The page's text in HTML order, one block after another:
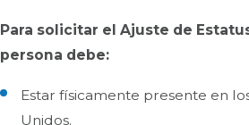
Para solicitar el Ajuste de
persona debe:
Estar físicamente presente en
Unidos.